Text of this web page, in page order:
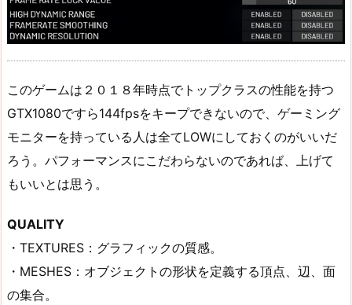
このゲームは２０１８年時点でトップクラスの性能を持つ
GTX1080ですら144fpsをキープできないので、ゲーミング
モニターを持っている人は全てLOWにしておくのがいいだ
ろう。パフォーマンスにこだわらないのであれば、上げて
もいいとは思う。
QUALITY
・TEXTURES：グラフィックの質感。
・MESHES：オブジェクトの形状を定義する頂点、辺、面
の集合。